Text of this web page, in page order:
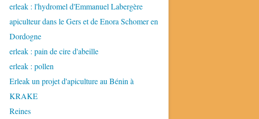
erleak : l'hydromel d'Emmanuel Labergère
apiculteur dans le Gers et de Enora Schomer en
Dordogne
erleak : pain de cire d'abeille
erleak : pollen
Erleak un projet d'apiculture au Bénin à
KRAKE
Reines